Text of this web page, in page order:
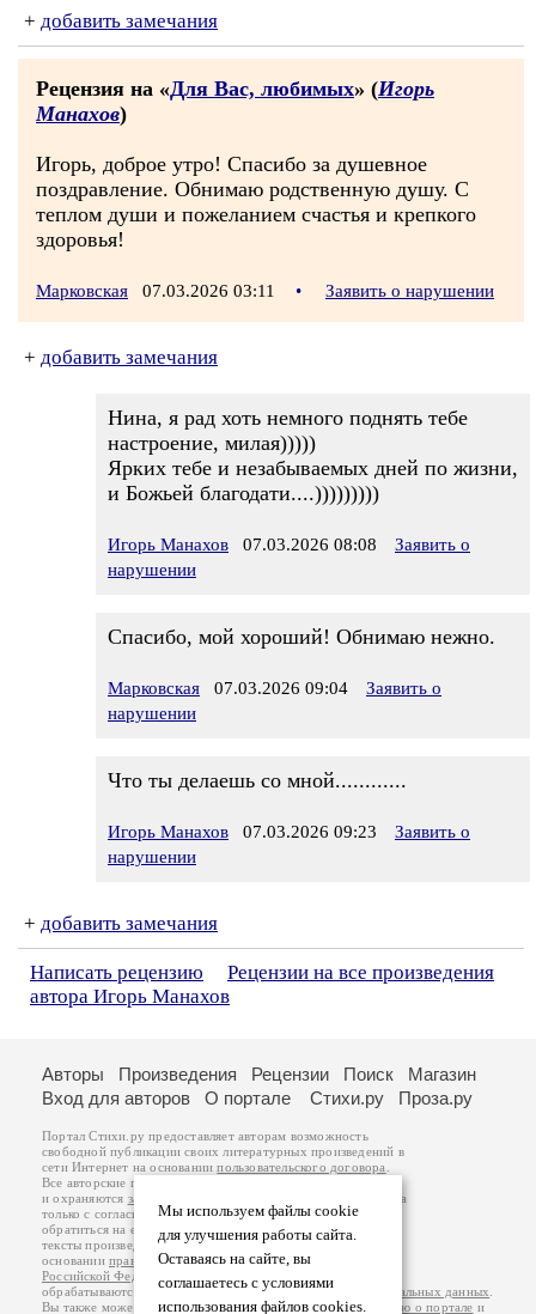
+ добавить замечания
Рецензия на «Для Вас, любимых» (Игорь
Манахов)
Игорь, доброе утро! Спасибо за душевное
поздравление. Обнимаю родственную душу. С
теплом души и пожеланием счастья и крепкого
здоровья!
Марковская 07.03.2026 03:11 • Заявить о нарушении
+ добавить замечания
Нина, я рад хоть немного поднять тебе
настроение, милая)))))
Ярких тебе и незабываемых дней по жизни,
и Божьей благодати....)))))))))
Игорь Манахов 07.03.2026 08:08
Заявить о
нарушении
Спасибо, мой хороший! Обнимаю нежно.
Марковская 07.03.2026 09:04
Заявить о
нарушении
Что ты делаешь со мной............
Игорь Манахов 07.03.2026 09:23
Заявить о
нарушении
+ добавить замечания
Написать рецензию
Рецензии на все произведения
автора Игорь Манахов
Мы используем файлы cookie
для улучшения работы сайта.
Оставаясь на сайте, вы
соглашаетесь с условиями
использования файлов cookies.
Авторы Произведения Рецензии Поиск
Магазин
Вход для авторов
О портале Стихи.ру Проза.ру
Портал Стихи.ру предоставляет авторам возможность
свободной публикации своих литературных произведений в
сети Интернет на основаниипользовательского договора
Все авторские права на произведения принадлежат авторам
и охраняются законом
. Перепечатка произведений возможна
только с согласия его автора, к которому вы можете
обратиться на его авторской странице. Ответственность за
тексты произведений авторы несут самостоятельно на
основанииправил публикацииизаконодательства
Российской Федерации
обрабатываются на основанииПолитики обработки персональных данных
Вы также можете посмотреть более подробнуюинформацию о портале и